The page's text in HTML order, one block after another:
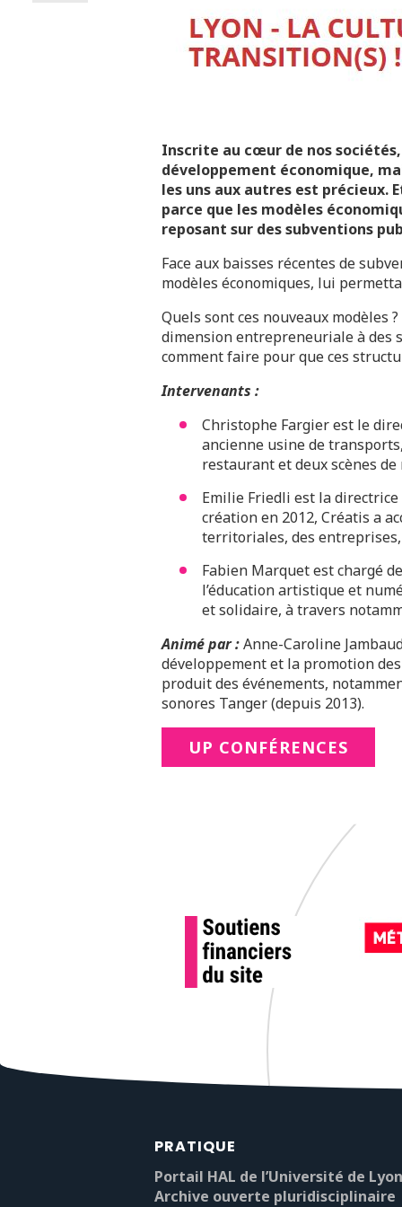
Inscrite au cœur de nos
développement économique,
les uns aux autres est précieux.
parce que les modèles
reposant sur des subventions
Face aux baisses récentes de
modèles économiques, lui
Quels sont ces nouveaux modèles
dimension entrepreneuriale à des
comment faire pour que ces
Intervenants :
Christophe Fargier est le
ancienne usine de
restaurant et deux scènes
Emilie Friedli est la
création en 2012, Créatis a
territoriales, des entreprises,
Fabien Marquet est chargé
l’éducation artistique et
et solidaire, à travers
Animé par :Anne-Caroline
développement et la promotion
produit des événements,
sonores Tanger (depuis 2013).
UP CONFÉRENCES
PRATIQUE
Portail HAL de l’Université de
Archive ouverte pluridisciplinaire